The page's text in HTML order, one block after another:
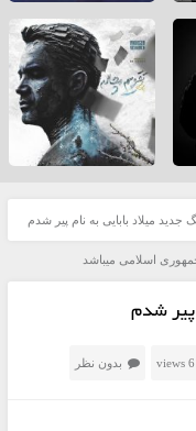
جدید میلاد بابایی به نام پیر شدم
اسلامی میباشد
پیر شدم
بدون نظر